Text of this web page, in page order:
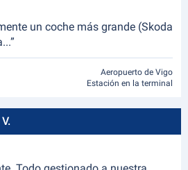
un coche más grande (Skoda
Aeropuerto de Vigo
Estación en la terminal